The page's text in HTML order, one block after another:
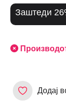
Заштеди
Додај